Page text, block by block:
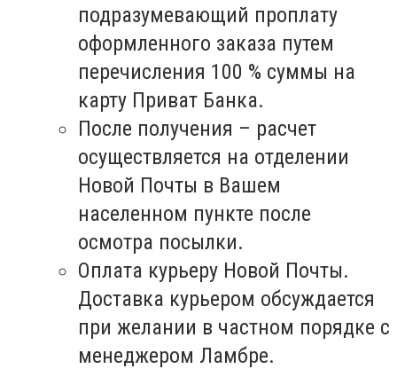
подразумевающий проплату
оформленного заказа путем
перечисления 100 % суммы на
карту Приват Банка.
После получения – расчет
осуществляется на отделении
Новой Почты в Вашем
населенном пункте после
осмотра посылки.
Оплата курьеру Новой Почты.
Доставка курьером обсуждается
при желании в частном порядке с
менеджером Ламбре.